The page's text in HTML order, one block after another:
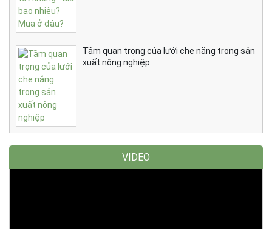
Tầm quan trọng của lưới che nắng trong sản
xuất nông nghiệp
VIDEO